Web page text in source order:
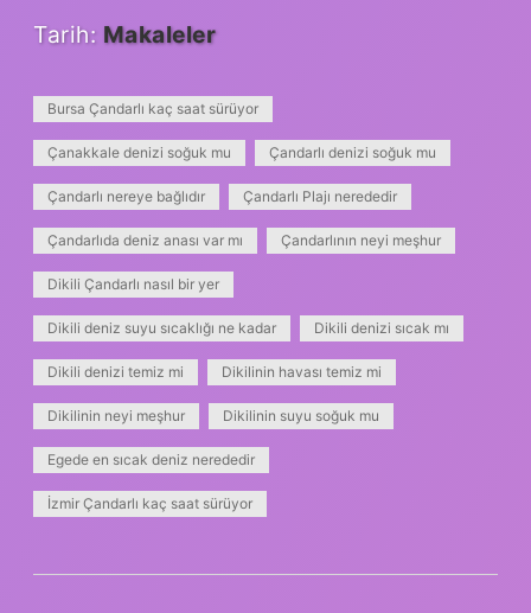
Tarih: Makaleler
Bursa Çandarlı kaç saat sürüyor
Çanakkale denizi soğuk mu Çandarlı denizi soğuk mu
Çandarlı nereye bağlıdır Çandarlı Plajı nerededir
Çandarlıda deniz anası var mı Çandarlının neyi meşhur
Dikili Çandarlı nasıl bir yer
Dikili deniz suyu sıcaklığı ne kadar Dikili denizi sıcak mı
Dikili denizi temiz mi Dikilinin havası temiz mi
Dikilinin neyi meşhur Dikilinin suyu soğuk mu
Egede en sıcak deniz nerededir
İzmir Çandarlı kaç saat sürüyor